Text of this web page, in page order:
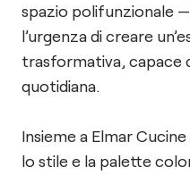
spazio polifunzionale
l’urgenza di creare
trasformativa, capace
quotidiana.
Insieme a Elmar
lo stile e la palette